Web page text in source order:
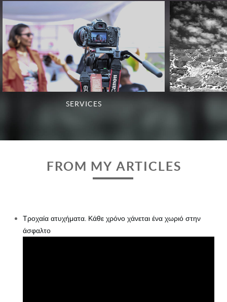
SERVICES
FROM MY ARTICLES
Τροχαία ατυχήματα. Κάθε χρόνο χάνεται ένα χωριό στην
άσφαλτο